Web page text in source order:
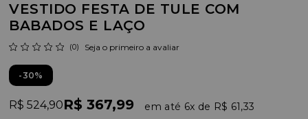
VESTIDO FESTA DE TULE COM
BABADOS E LAÇO
(0) Seja o primeiro a avaliar
30%
R$ 524,90R$ 367,99 6x R$ 61,33